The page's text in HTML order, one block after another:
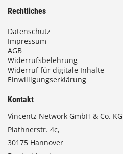
Rechtliches
Datenschutz
Impressum
AGB
Widerrufsbelehrung
Widerruf für digitale Inhalte
Einwilligungserklärung
Kontakt
Vincentz Network GmbH & Co. KG
Plathnerstr. 4c,
30175 Hannover